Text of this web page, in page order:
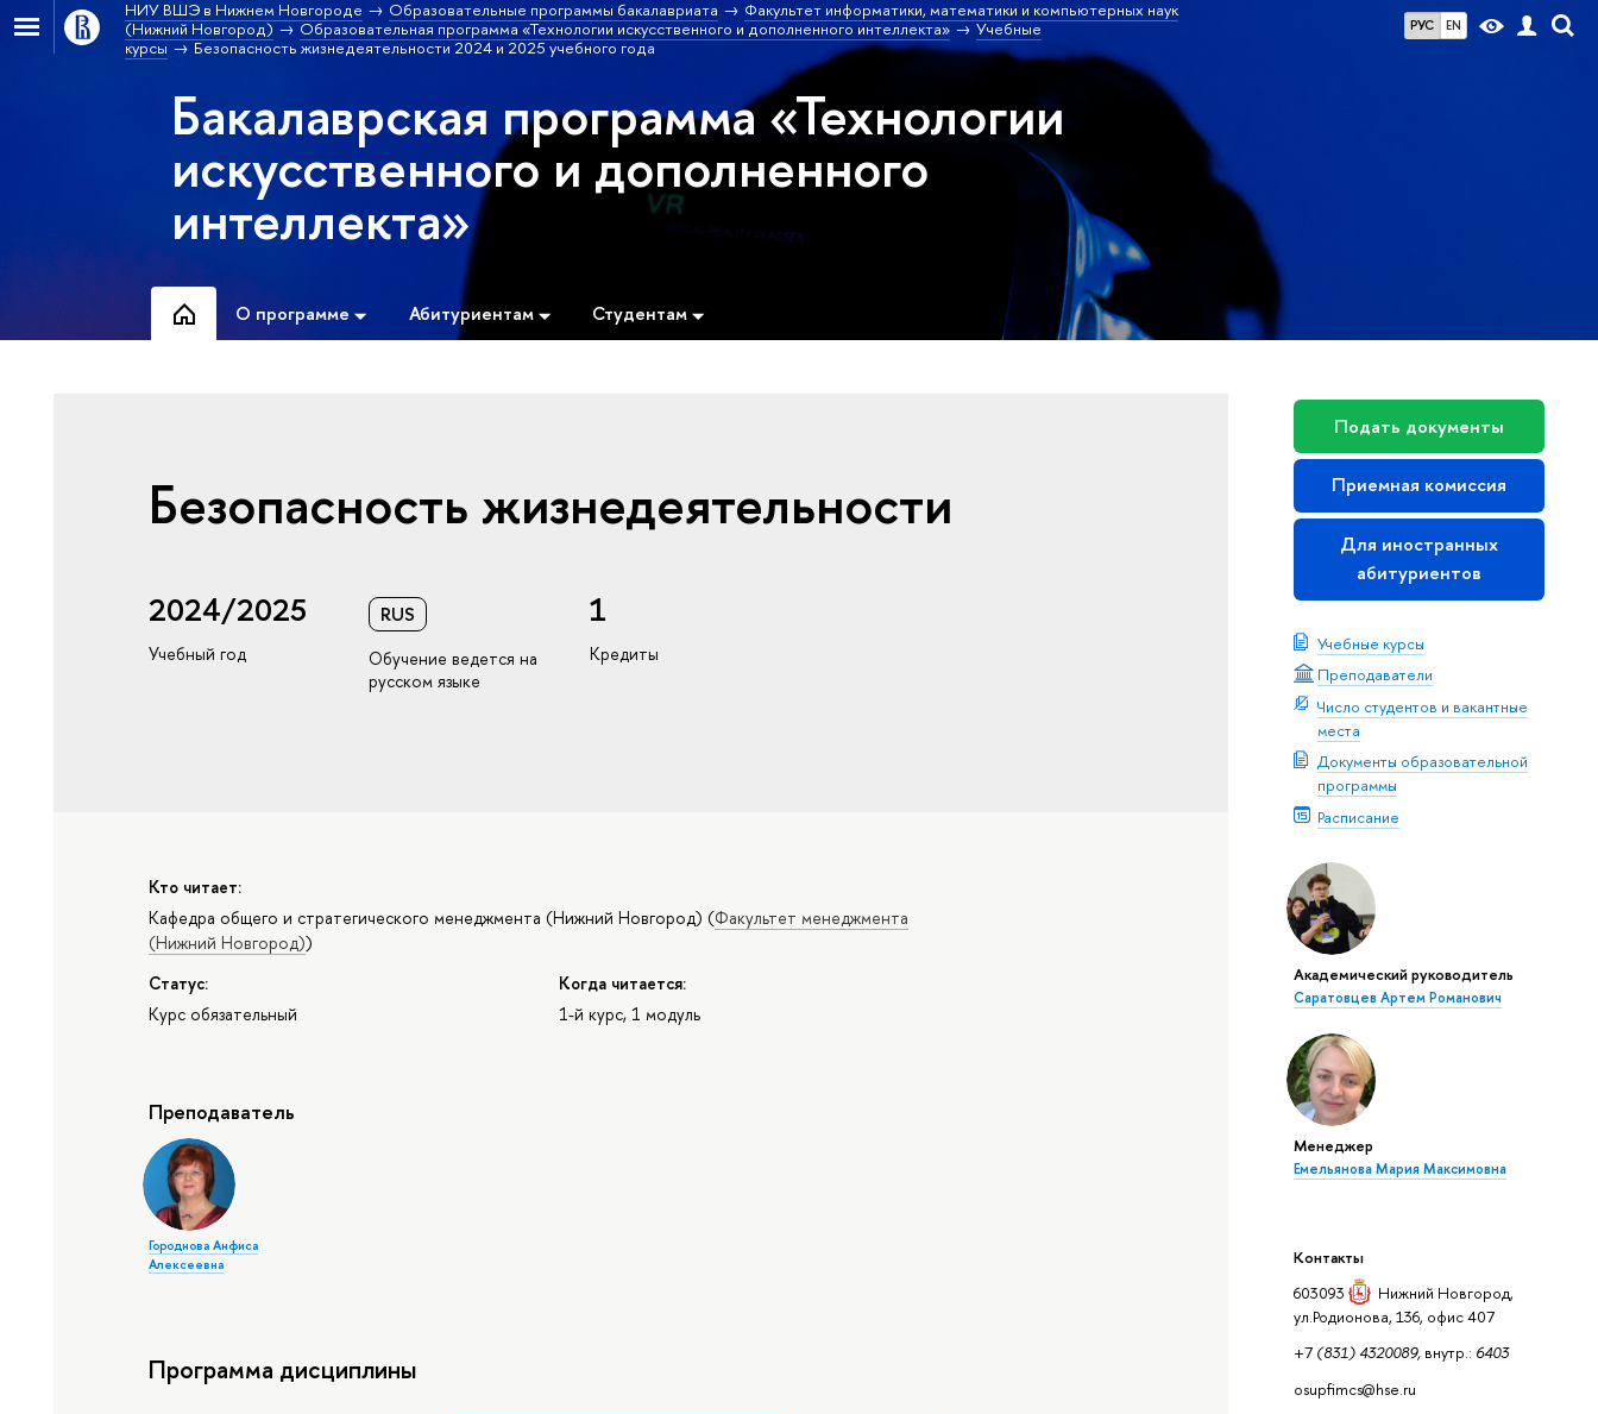
РУС EN
НИУ ВШЭ в Нижнем Новгороде Образовательные программы бакалавриата
Факультет информатики, математики и компьютерных наук
(Нижний Новгород)
Образовательная программа «Технологии искусственного и дополненного интеллекта»
Учебные
курсы
Безопасность жизнедеятельности 2024 и 2025 учебного года
Бакалаврская программа «Технологии
искусственного и дополненного
интеллекта»
О программе Абитуриентам Студентам
Подать документы
Приемная комиссия
Для иностранных
абитуриентов
Учебные курсы
Преподаватели
Число студентов и вакантные
места
Документы образовательной
программы
Расписание
Академический руководитель
Саратовцев Артем Романович
Менеджер
Емельянова Мария Максимовна
Контакты
603093
Нижний Новгород,
ул.Родионова, 136, офис 407
+7 (831) 4320089,внутр.: 6403
osupfimcs@hse.ru
Безопасность жизнедеятельности
2024/2025
Учебный год
RUS
Обучение ведется на
русском языке
1
Кредиты
Кто читает:
Кафедра общего и стратегического менеджмента (Нижний Новгород) (Факультет менеджмента
(Нижний Новгород))
Статус:
Курс обязательный
Когда читается:
1-й курс, 1 модуль
Преподаватель
Городнова Анфиса
Алексеевна
Программа дисциплины